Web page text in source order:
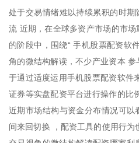
处于交易情绪难以持续累积的时期
流 近期，在全球多资产市场的市
的阶段中，围绕“ 手机股票配资软
角的微结构解读，不少产业资本
于通过适度运用手机股票配资软件
证券等实盘配资平台进行操作的比
近期市场结构与资金分布情况可
间来回切换 ，配资工具的使用行